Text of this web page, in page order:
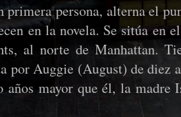
persona, alterna el
en la novela. Se sitúa en
al norte de Manhattan.
por Auggie (August) de diez
mayor que él, la